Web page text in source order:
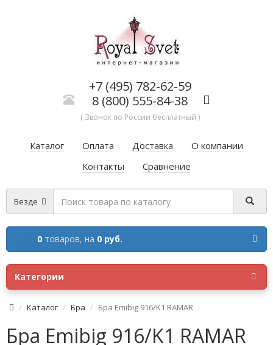
+7 (495) 782-62-59
8 (800) 555-84-38
( Звонок по России бесплатный )
Каталог Оплата Доставка
О компании
Контакты
Сравнение
Везде
0 товаров, на 0 руб.
Категории
Каталог Бра Бра Emibig 916/K1 RAMAR
Бра Emibig 916/K1 RAMAR